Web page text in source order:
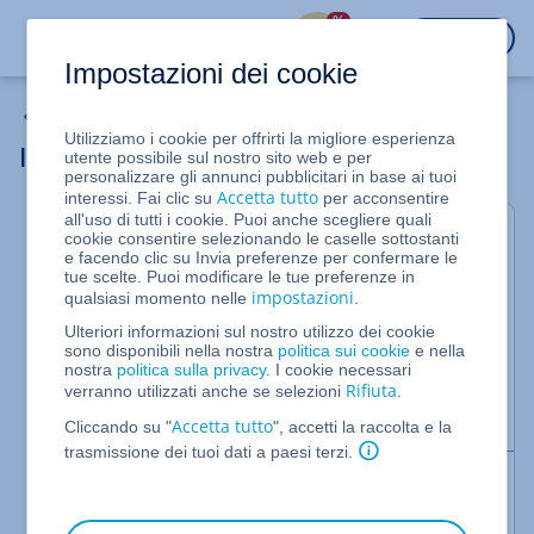
%
Installare ImageMagick tramite SSH
Per server gestiti (Performance Hosting)
In questo articolo ti spieghiamo come installare la
versione più attuale di ImageMagick sul tuo
pacchetto Performance Hosting. ImageMagick è una
biblioteca con cui, ad esempio, i programmi PHP
hanno la possibilità di modificare immagini.
ImageMagick supporta fino a 100 diversi formati di
immagine tra cui .jpg, .png, .tif, ecc.
Impostazioni dei cookie
Utilizziamo i cookie per offrirti la migliore esperienza
utente possibile sul nostro sito web e per
personalizzare gli annunci pubblicitari in base ai tuoi
interessi. Fai clic suAccetta tutto per acconsentire
all'uso di tutti i cookie. Puoi anche scegliere quali
cookie consentire selezionando le caselle sottostanti
e facendo clic su Invia preferenze per confermare le
tue scelte. Puoi modificare le tue preferenze in
qualsiasi momento nelle impostazioni
Ulteriori informazioni sul nostro utilizzo dei cookie
sono disponibili nella nostra politica sui cookie e nella
nostra politica sulla privacy. I cookie necessari
verranno utilizzati anche se selezioni Rifiuta
Cliccando su "Accetta tutto", accetti la raccolta e la
trasmissione dei tuoi dati a paesi terzi.